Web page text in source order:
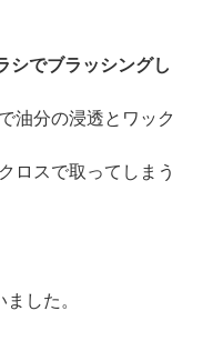
シでブラッシングし
油分の浸透とワック
ロスで取ってしまう
した。